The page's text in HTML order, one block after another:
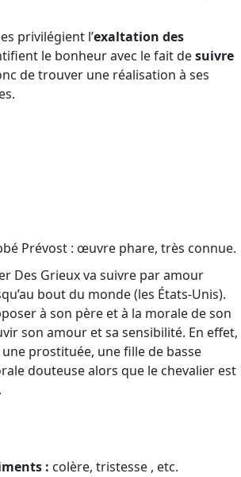
privilégient l’exaltation des
le bonheur avec le fait desuivre
de trouver une réalisation à ses
Prévost : œuvre phare, très connue.
Des Grieux va suivre par amour
bout du monde (les États-Unis).
à son père et à la morale de son
son amour et sa sensibilité. En effet,
prostituée, une fille de basse
douteuse alors que le chevalier est
: colère, tristesse , etc.